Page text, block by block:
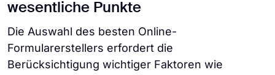
wesentliche Punkte
Die Auswahl des besten Online-
Formularerstellers erfordert die
Berücksichtigung wichtiger Faktoren wie